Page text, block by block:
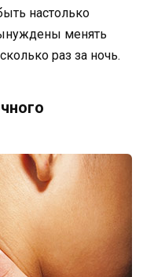
настолько
менять
раз за ночь.